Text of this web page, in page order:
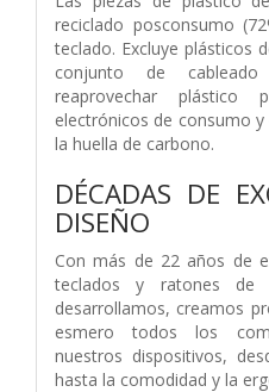
reciclado posconsumo
teclado. Excluye plásticos
conjunto de
reaprovechar plástico
electrónicos de consumo
la huella de carbono.
DÉCADAS DE
DISEÑO
Con más de 22 años de
teclados y ratones de
desarrollamos, creamos
esmero todos los
nuestros dispositivos,
hasta la comodidad y la